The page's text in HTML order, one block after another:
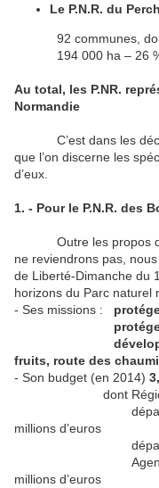
Le P.N.R. du
92 communes, dont
194 000 ha – 26 %
Au total, les P.NR.
Normandie
C’est dans les
que l’on discerne les
d’eux.
1. - Pour le P.N.R. des
Outre les propos du
ne reviendrons pas,
de Liberté-Dimanche du
horizons du Parc naturel
- Ses missions :
protéger le
développer le
fruits, route des
- Son budget (en 2014)
dont Région :
département
millions d’euros
département de
Agence de
millions d’euros